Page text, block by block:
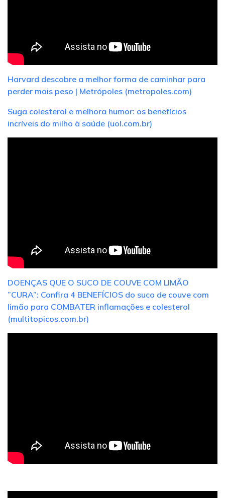
Harvard descobre a melhor forma de caminhar para
perder mais peso | Metrópoles (metropoles.com)
Suga colesterol e melhora humor: os benefícios
incríveis do milho à saúde (uol.com.br)
DOENÇAS QUE O SUCO DE COUVE COM LIMÃO
”CURA”: Confira 4 BENEFÍCIOS do suco de couve com
limão para COMBATER inflamações e colesterol
(multitopicos.com.br)